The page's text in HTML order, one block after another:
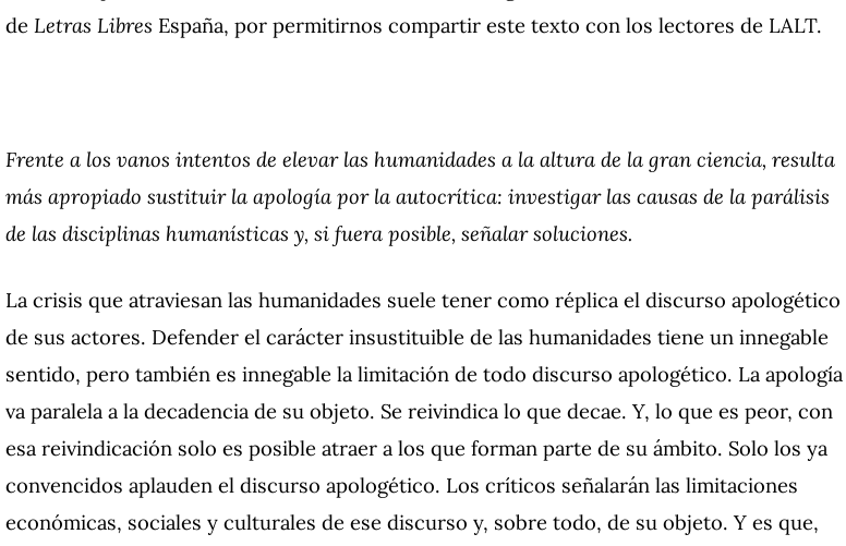
de Letras Libres España, por permitirnos compartir este texto con los lectores de LALT.
Frente a los vanos intentos de elevar las humanidades a la altura de la gran ciencia, resulta
más apropiado sustituir la apología por la autocrítica: investigar las causas de la parálisis
de las disciplinas humanísticas y, si fuera posible, señalar soluciones.
La crisis que atraviesan las humanidades suele tener como réplica el discurso apologético
de sus actores. Defender el carácter insustituible de las humanidades tiene un innegable
sentido, pero también es innegable la limitación de todo discurso apologético. La apología
va paralela a la decadencia de su objeto. Se reivindica lo que decae. Y, lo que es peor, con
esa reivindicación solo es posible atraer a los que forman parte de su ámbito. Solo los ya
convencidos aplauden el discurso apologético. Los críticos señalarán las limitaciones
económicas, sociales y culturales de ese discurso y, sobre todo, de su objeto. Y es que,